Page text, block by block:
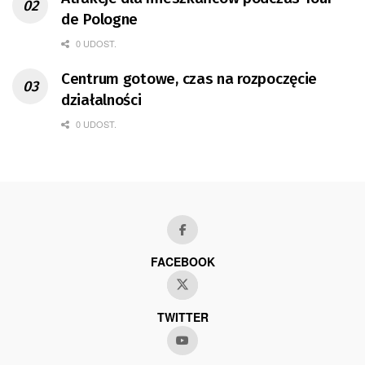
de Pologne
0 UDOST.
Centrum gotowe, czas na rozpoczęcie
działalności
0 UDOST.
FACEBOOK
TWITTER